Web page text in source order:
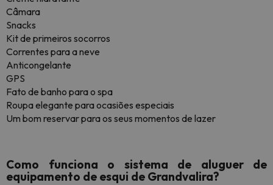
Câmara
Snacks
Kit de primeiros socorros
Correntes para a neve
Anticongelante
GPS
Fato de banho para o spa
Roupa elegante para ocasiões especiais
Um bom reservar para os seus momentos de lazer
Como funciona o sistema de aluguer de
equipamento de esqui de Grandvalira?